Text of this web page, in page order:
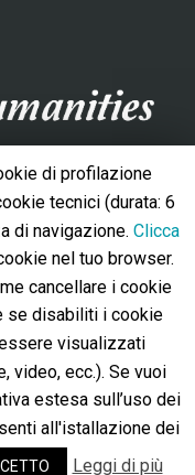
Valco di San Paolo,
di profilazione
tecnici (durata: 6
di navigazione. Clicca
nel tuo browser.
cancellare i cookie
se disabiliti i cookie
visualizzati
video, ecc.). Se vuoi
estesa sull’uso dei
all'istallazione dei
Leggi di più